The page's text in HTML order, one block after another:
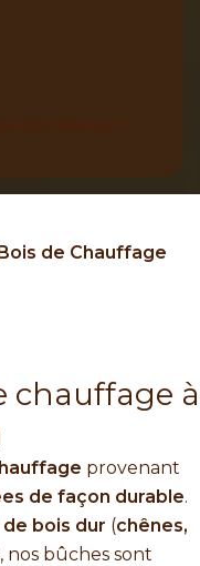
Bois de Chauffage
chauffage à
provenant
de façon durable.
bois dur (chênes,
nos bûches sont